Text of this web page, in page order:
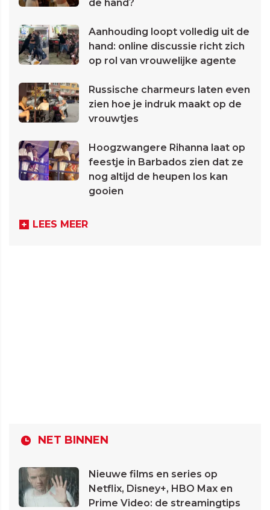
de hand?
Aanhouding loopt volledig uit de
hand: online discussie richt zich
op rol van vrouwelijke agente
Russische charmeurs laten even
zien hoe je indruk maakt op de
vrouwtjes
Hoogzwangere Rihanna laat op
feestje in Barbados zien dat ze
nog altijd de heupen los kan
gooien
LEES MEER
NET BINNEN
Nieuwe films en series op
Netflix, Disney+, HBO Max en
Prime Video: de streamingtips